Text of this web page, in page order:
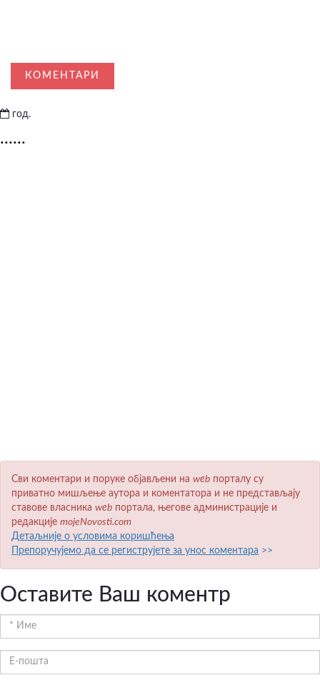
КОМЕНТАРИ
год.
......
Сви коментари и поруке објављени на wеb порталу су
приватно мишљење аутора и коментатора и не представљају
ставове власника wеb портала, његове администрације и
редакције mojeNovosti.com
Детаљније о условима коришћења
Препоручујемо да се региструјете за унос коментара >>
Оставите Ваш коментр